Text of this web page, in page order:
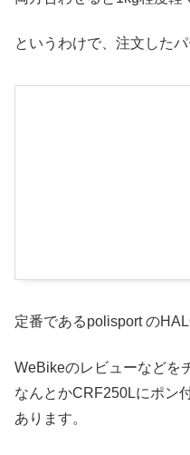
というわけで、注文したパ
定番であるpolisport の
WeBikeのレビューなどを
なんとかCRF250Lにポン
あります。